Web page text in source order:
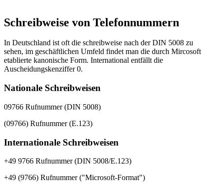
Schreibweise von Telefonnummern
In Deutschland ist oft die schreibweise nach der DIN 5008 zu
sehen, im geschäftlichen Umfeld findet man die durch Mircosoft
etablierte kanonische Form. International entfällt die
Auscheidungskenziffer 0.
Nationale Schreibweisen
09766 Rufnummer (DIN 5008)
(09766) Rufnummer (E.123)
Internationale Schreibweisen
+49 9766 Rufnummer (DIN 5008/E.123)
+49 (9766) Rufnummer ("Microsoft-Format")